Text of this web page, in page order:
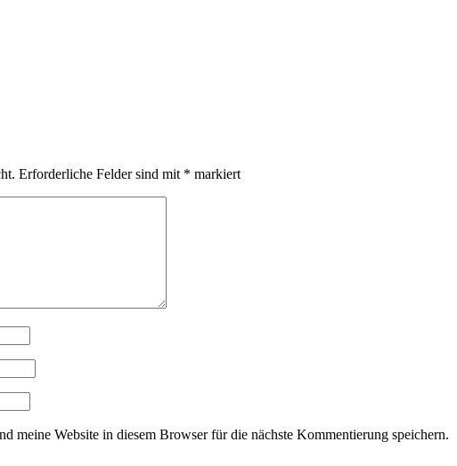
Erforderliche Felder sind mit * markiert
meine Website in diesem Browser für die nächste Kommentierung speichern.